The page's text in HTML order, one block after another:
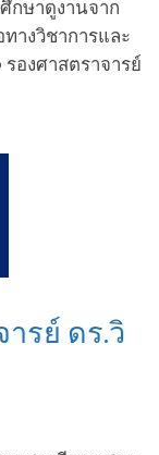
กษาดูงานจาก
างวิชาการและ
องศาสตราจารย์
รย์ ดร.วิ